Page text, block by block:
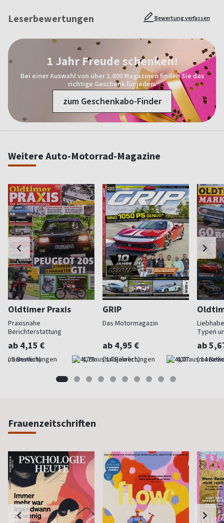
Leserbewertungen Bewertung verfassen
1 Jahr Freude schenken!
Bei einer Auswahl von über 1.800 Magazinen finden Sie das
richtige Geschenk für jeden.
zum Geschenkabo-Finder
Weitere Auto-Motorrad-Magazine
Oldtimer Praxis
Praxisnahe
Berichterstattung
ab 4,15 €
(monatlich) 4,79
GRIP
Das Motormagazin
ab 4,95 €
(halbjährlich) 4,07
Typen
ab
Frauenzeitschriften